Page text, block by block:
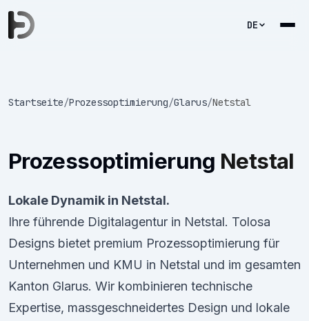
DE
Startseite/Prozessoptimierung/Glarus/Netstal
Prozessoptimierung Netstal
Lokale Dynamik in Netstal.
Ihre führende Digitalagentur in Netstal. Tolosa
Designs bietet premium Prozessoptimierung für
Unternehmen und KMU in Netstal und im gesamten
Kanton Glarus. Wir kombinieren technische
Expertise, massgeschneidertes Design und lokale